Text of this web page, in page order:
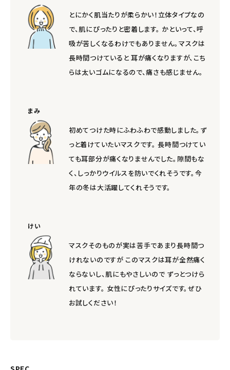
とにかく肌当たりが柔らかい！立体タイプなの
で、肌にぴったりと密着します。 かといって、呼
吸が苦しくなるわけでもありません。マスクは
長時間つけていると 耳が痛くなりますが、こち
らは太いゴムになるので、痛さも感じません。
まみ
初めてつけた時にふわふわで感動しました。ず
っと着けていたいマスクです。 長時間つけてい
ても耳部分が痛くなりませんでした。隙間もな
く、しっかりウイルスを防いでくれそうです。今
年の冬は大活躍してくれそうです。
けい
マスクそのものが実は苦手であまり長時間つ
けれないのですが このマスクは耳が全然痛く
ならないし、肌にもやさしいので ずっとつけら
れています。 女性にぴったりサイズです。ぜひ
お試しください！